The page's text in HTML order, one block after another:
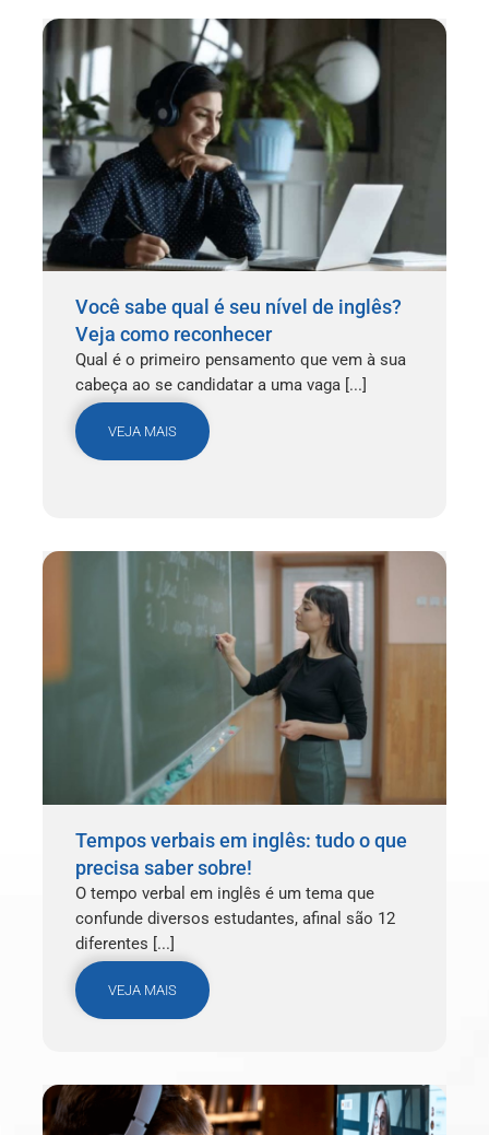
Você sabe qual é seu nível de inglês?
Veja como reconhecer
Qual é o primeiro pensamento que vem à sua
cabeça ao se candidatar a uma vaga [...]
VEJA MAIS
Tempos verbais em inglês: tudo o que
precisa saber sobre!
O tempo verbal em inglês é um tema que
confunde diversos estudantes, afinal são 12
diferentes [...]
VEJA MAIS